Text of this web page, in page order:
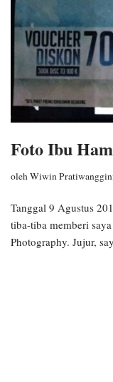
Foto Ibu
oleh Wiwin
Tanggal 9 Agustus
tiba-tiba memberi
Photography. Jujur,